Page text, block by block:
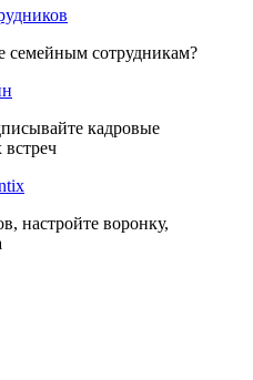
семейным сотрудникам?
кадровые
настройте воронку,